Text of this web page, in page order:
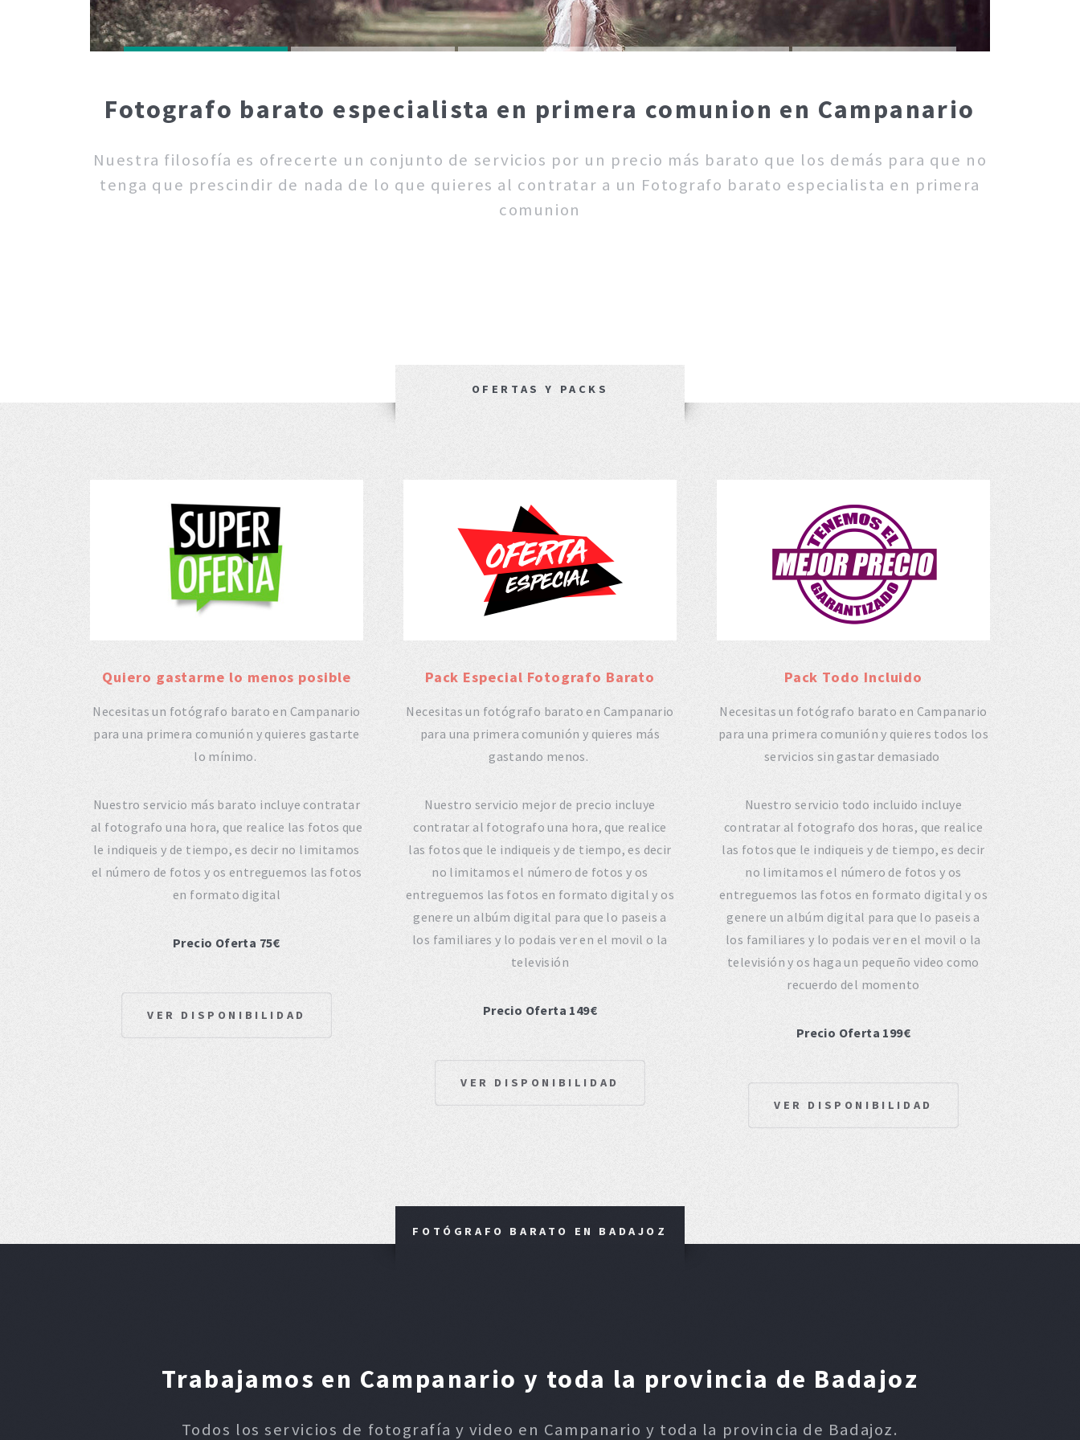
Fotografo barato especialista en primera comunion en Campanario
Nuestra filosofía es ofrecerte un conjunto de servicios por un precio más barato que los demás para que no
tenga que prescindir de nada de lo que quieres al contratar a un Fotografo barato especialista en primera
comunion
OFERTAS Y PACKS
Quiero gastarme lo menos posible
Necesitas un fotógrafo barato en Campanario
para una primera comunión y quieres gastarte
lo mínimo.
Nuestro servicio más barato incluye contratar
al fotografo una hora, que realice las fotos que
le indiqueis y de tiempo, es decir no limitamos
el número de fotos y os entreguemos las fotos
en formato digital
Precio Oferta 75€
VER DISPONIBILIDAD
Pack Especial Fotografo Barato
Necesitas un fotógrafo barato en Campanario
para una primera comunión y quieres más
gastando menos.
Nuestro servicio mejor de precio incluye
contratar al fotografo una hora, que realice
las fotos que le indiqueis y de tiempo, es decir
no limitamos el número de fotos y os
entreguemos las fotos en formato digital y os
genere un albúm digital para que lo paseis a
los familiares y lo podais ver en el movil o la
televisión
Precio Oferta 149€
VER DISPONIBILIDAD
Pack Todo Incluido
Necesitas un fotógrafo barato en Campanario
para una primera comunión y quieres todos los
servicios sin gastar demasiado
Nuestro servicio todo incluido incluye
contratar al fotografo dos horas, que realice
las fotos que le indiqueis y de tiempo, es decir
no limitamos el número de fotos y os
entreguemos las fotos en formato digital y os
genere un albúm digital para que lo paseis a
los familiares y lo podais ver en el movil o la
televisión y os haga un pequeño video como
recuerdo del momento
Precio Oferta 199€
VER DISPONIBILIDAD
FOTÓGRAFO BARATO EN BADAJOZ
Trabajamos en Campanario y toda la provincia de Badajoz
Todos los servicios de fotografía y video en Campanario y toda la provincia de Badajoz.